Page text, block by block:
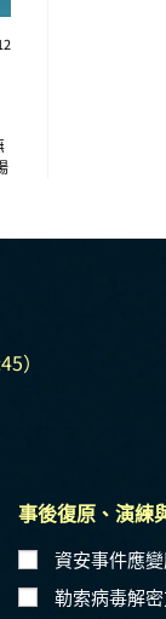
）
事後復原、演練
資安事件應
勒索病毒解